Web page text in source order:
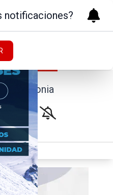
Patagonia
notificaciones?